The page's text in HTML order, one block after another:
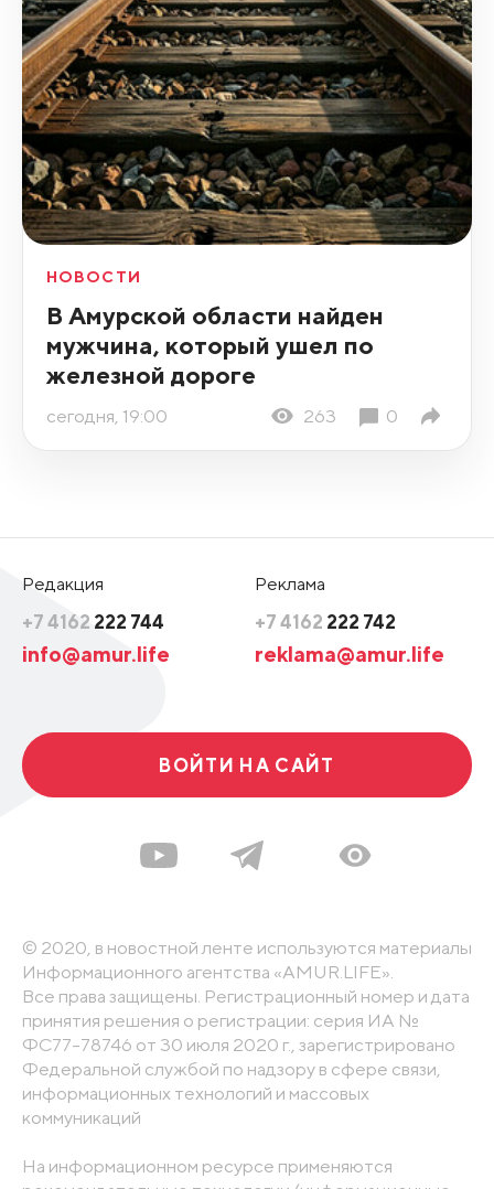
НОВОСТИ
В Амурской области найден
мужчина, который ушел по
железной дороге
сегодня, 19:00 263 0
Редакция
+7 4162 222 744
info@amur.life
Реклама
+7 4162 222 742
reklama@amur.life
ВОЙТИ НА САЙТ
© 2020, в новостной ленте используются материалы
Информационного агентства «AMUR.LIFE».
Все права защищены. Регистрационный номер и дата
принятия решения о регистрации: серия ИА №
ФС77-78746 от 30 июля 2020 г., зарегистрировано
Федеральной службой по надзору в сфере связи,
информационных технологий и массовых
коммуникаций
На информационном ресурсе применяются